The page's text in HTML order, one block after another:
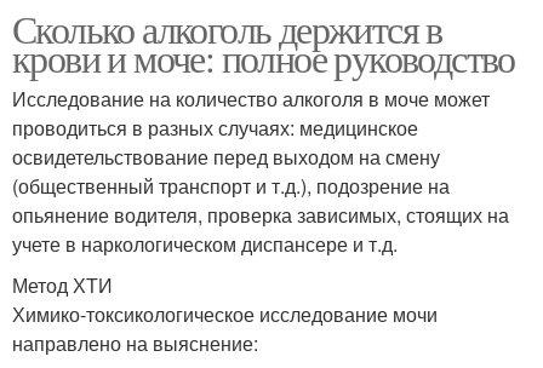
Сколько алкоголь держится в
крови и моче: полное руководство
Исследование на количество алкоголя в моче может
проводиться в разных случаях: медицинское
освидетельствование перед выходом на смену
(общественный транспорт и т.д.), подозрение на
опьянение водителя, проверка зависимых, стоящих на
учете в наркологическом диспансере и т.д.
Метод ХТИ
Химико-токсикологическое исследование мочи
направлено на выяснение: